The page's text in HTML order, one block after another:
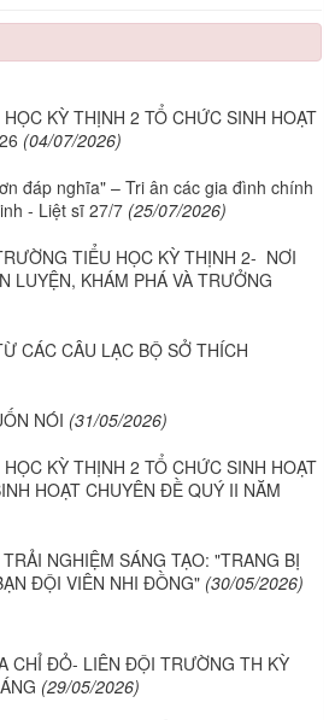
KỲ THỊNH 2 TỔ CHỨC SINH HOẠT
(04/07/2026)
đáp nghĩa" – Tri ân các gia đình chính
- Liệt sĩ 27/7 (25/07/2026)
TIỂU HỌC KỲ THỊNH 2- NƠI
LUYỆN, KHÁM PHÁ VÀ TRƯỞNG
CÁC CÂU LẠC BỘ SỞ THÍCH
NÓI (31/05/2026)
KỲ THỊNH 2 TỔ CHỨC SINH HOẠT
HOẠT CHUYÊN ĐỀ QUÝ II NĂM
NGHIỆM SÁNG TẠO: "TRANG BỊ
ĐỘI VIÊN NHI ĐỒNG" (30/05/2026)
CHỈ ĐỎ- LIÊN ĐỘI TRƯỜNG TH KỲ
(29/05/2026)